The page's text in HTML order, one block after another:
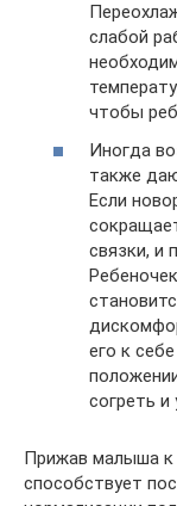
слабой
чтобы
Иногда
также
Если
связки, и
его к
согреть и
Прижав малыша к
способствует